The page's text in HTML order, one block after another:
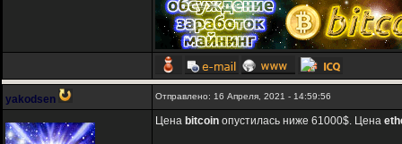
yakodsen Отправлено: 16 Апреля, 2021 - 14:59:56
Цена bitcoin опустилась ниже 61000$. Цена